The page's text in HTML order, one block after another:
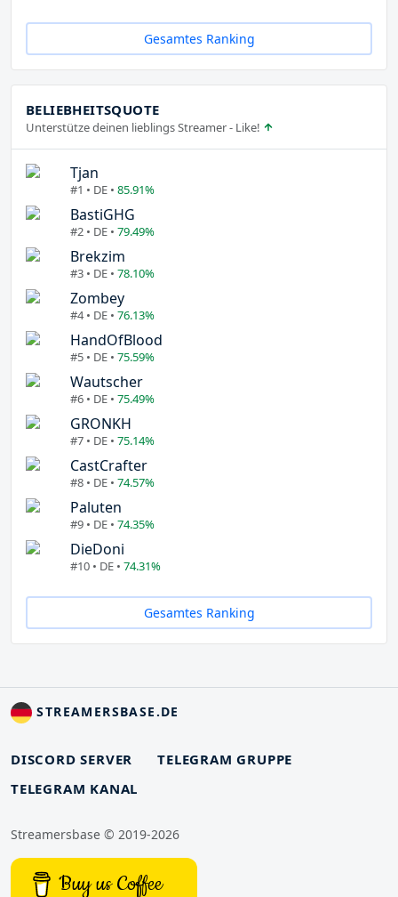
Gesamtes Ranking
BELIEBHEITSQUOTE
Unterstütze deinen lieblings Streamer - Like!
Tjan
#1 • DE • 85.91%
BastiGHG
#2 • DE • 79.49%
Brekzim
#3 • DE • 78.10%
Zombey
#4 • DE • 76.13%
HandOfBlood
#5 • DE • 75.59%
Wautscher
#6 • DE • 75.49%
GRONKH
#7 • DE • 75.14%
CastCrafter
#8 • DE • 74.57%
Paluten
#9 • DE • 74.35%
DieDoni
#10 • DE • 74.31%
Gesamtes Ranking
STREAMERSBASE.DE
DISCORD SERVER
TELEGRAM GRUPPE
TELEGRAM KANAL
Streamersbase © 2019-2026
Buy us Coffee